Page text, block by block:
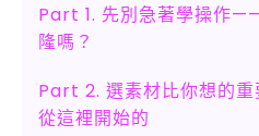
Part 1. 先別急著學操作
隆嗎？
Part 2. 選素材比你想的
從這裡開始的